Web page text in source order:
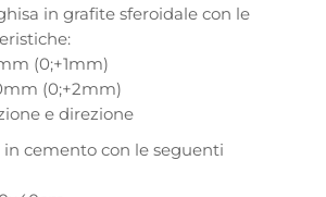
in grafite sferoidale con le
(0;+1mm)
(0;+2mm)
e direzione
in cemento con le seguenti